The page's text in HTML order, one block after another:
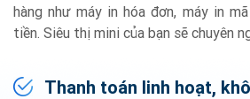
hàng như máy in hóa đơn, máy in
tiền. Siêu thị mini của bạn sẽ chuyên
Thanh toán linh hoạt,